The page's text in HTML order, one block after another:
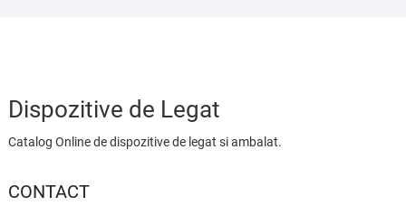
Dispozitive de Legat
Catalog Online de dispozitive de legat si ambalat.
CONTACT